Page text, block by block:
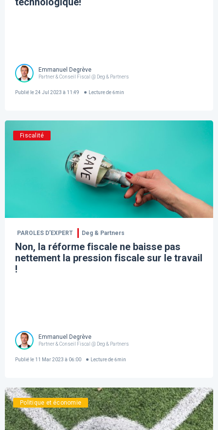
Emmanuel Degrève
Partner & Conseil Fiscal @ Deg & Partners
Publié le24 Jul 2023 à 11:49 Lecture de 6min
Fiscalité
PAROLES D’EXPERT Deg & Partners
Non, la réforme fiscale ne baisse pas
nettement la pression fiscale sur le travail
!
Emmanuel Degrève
Partner & Conseil Fiscal @ Deg & Partners
Publié le 11 Mar 2023 à 06:00 Lecture de 6min
Politique et économie